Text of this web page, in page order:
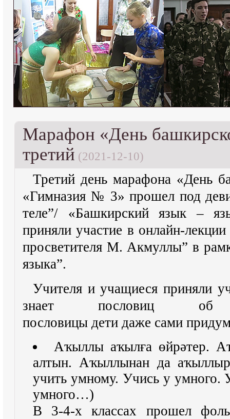
Марафон «День
третий (2021-12-10)
Третий день марафона «День
«Гимназия № 3» прошел под
теле”/ «Башкирский язык –
приняли участие в онлайн-
просветителя М. Акмуллы” в
языка”.
Учителя и учащиеся приняли
знает пословиц
пословицы дети даже сами
Аҡыллы аҡылға өйрәтер.
алтын. Аҡыллынан да
учить умному. Учись у умного.
умного…)
В 3-4-х классах прошел